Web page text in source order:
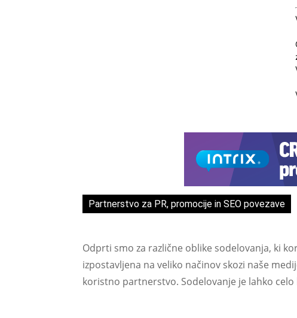
Partnerstvo za PR, promocije in SEO povezave
Odprti smo za različne oblike sodelovanja, ki
izpostavljena na veliko načinov skozi naše
koristno partnerstvo. Sodelovanje je lahko